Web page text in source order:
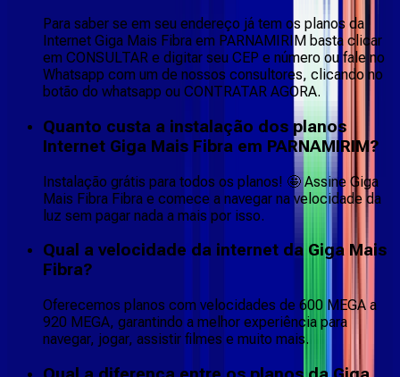
Para saber se em seu endereço já tem os planos da
Internet Giga Mais Fibra em PARNAMIRIM basta clicar
em CONSULTAR e digitar seu CEP e número ou fale no
Whatsapp com um de nossos consultores, clicando no
botão do whatsapp ou CONTRATAR AGORA.
Quanto custa a instalação dos planos
Internet Giga Mais Fibra em PARNAMIRIM?
Instalação grátis para todos os planos! 🤩 Assine Giga
Mais Fibra Fibra e comece a navegar na velocidade da
luz sem pagar nada a mais por isso.
Qual a velocidade da internet da Giga Mais
Fibra?
Oferecemos planos com velocidades de 600 MEGA a
920 MEGA, garantindo a melhor experiência para
navegar, jogar, assistir filmes e muito mais.